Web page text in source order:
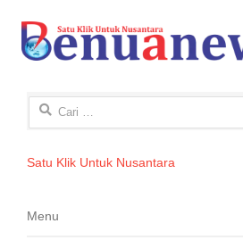
Cari
Satu Klik Untuk Nusantara
Menu
Menu